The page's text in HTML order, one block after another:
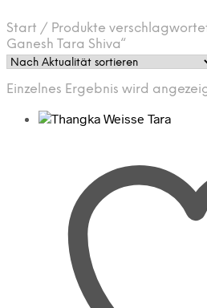
Start / Produkte
Ganesh Tara Shiva“
Einzelnes Ergebnis wird